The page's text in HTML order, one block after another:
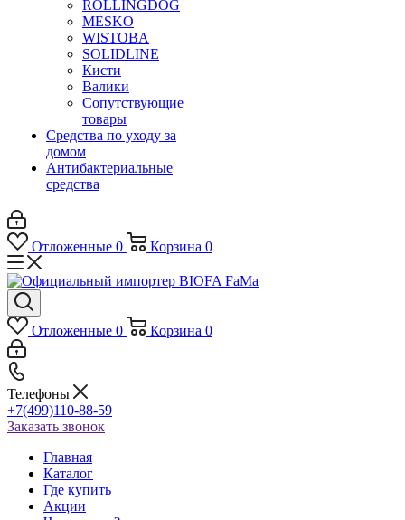
ROLLINGDOG
MESKO
WISTOBA
SOLIDLINE
Кисти
Валики
Сопутствующие
товары
Средства по уходу за
домом
Антибактериальные
средства
Отложенные 0 Корзина 0
Отложенные 0 Корзина 0
Телефоны
+7(499)110-88-59
Заказать звонок
Главная
Каталог
Где купить
Акции